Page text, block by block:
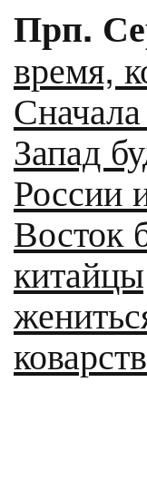
Прп.
время,
Запад
России
Восток